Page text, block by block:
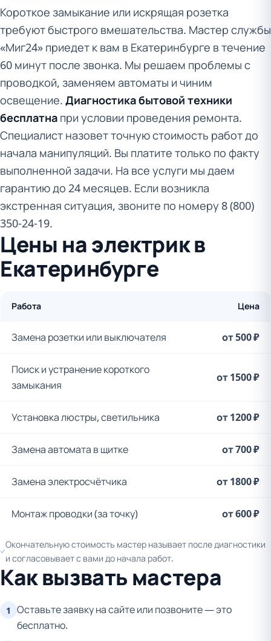
Короткое замыкание или искрящая розетка
требуют быстрого вмешательства. Мастер службы
«Миг24» приедет к вам в Екатеринбурге в течение
60 минут после звонка. Мы решаем проблемы с
проводкой, заменяем автоматы и чиним
освещение. Диагностика бытовой техники
бесплатна при условии проведения ремонта.
Специалист назовет точную стоимость работ до
начала манипуляций. Вы платите только по факту
выполненной задачи. На все услуги мы даем
гарантию до 24 месяцев. Если возникла
экстренная ситуация, звоните по номеру 8 (800)
350-24-19.
Цены на электрик в
Екатеринбурге
Работа Цена
Замена розетки или выключателя от 500 ₽
Поиск и устранение короткого
замыкания
от 1500 ₽
Установка люстры, светильника от 1200 ₽
Замена автомата в щитке от 700 ₽
Замена электросчётчика от 1800 ₽
Монтаж проводки (за точку) от 600 ₽
Окончательную стоимость мастер называет после диагностики
и согласовывает с вами до начала работ.
Как вызвать мастера
1
Оставьте заявку на сайте или позвоните — это
бесплатно.